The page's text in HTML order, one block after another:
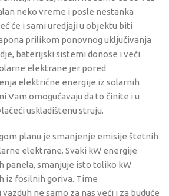
neko vreme i posle nestanka
će i sami uredjaji u objektu biti
prilikom ponovnog uključivanja
baterijski sistemi donose i veći
elektrane jer pored
električne energije iz solarnih
Vam omogućavaju da to činite i u
uskladištenu struju.
planu je smanjenje emisije štetnih
elektrane. Svaki kW energije
panela, smanjuje isto toliko kW
iz fosilnih goriva. Time
ne samo za nas veći i za buduće